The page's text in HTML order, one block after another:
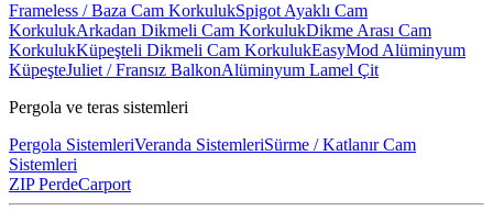
Frameless / Baza Cam KorkulukSpigot Ayaklı Cam
KorkulukArkadan Dikmeli Cam KorkulukDikme Arası Cam
KorkulukKüpeşteli Dikmeli Cam KorkulukEasyMod Alüminyum
KüpeşteJuliet / Fransız BalkonAlüminyum Lamel Çit
Pergola ve teras sistemleri
Pergola SistemleriVeranda SistemleriSürme / Katlanır Cam
Sistemleri
ZIP PerdeCarport